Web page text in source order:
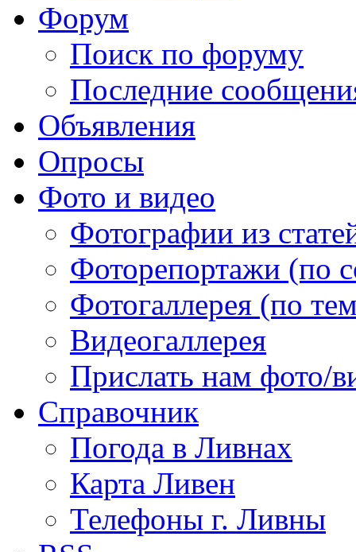
Форум
Поиск по форуму
Последние
Объявления
Опросы
Фото и видео
Фотографии из
Фоторепортажи (по
Фотогаллерея (по
Видеогаллерея
Прислать нам фото/
Справочник
Погода в Ливнах
Карта Ливен
Телефоны г. Ливны